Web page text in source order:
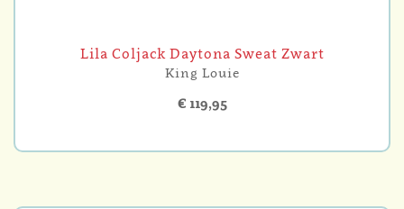
Lila Coljack Daytona Sweat Zwart
King Louie
€ 119,95